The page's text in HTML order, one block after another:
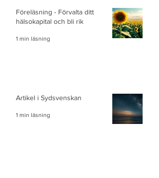
Föreläsning - Förvalta ditt
hälsokapital och bli rik
1 min läsning
Artikel i Sydsvenskan
1 min läsning